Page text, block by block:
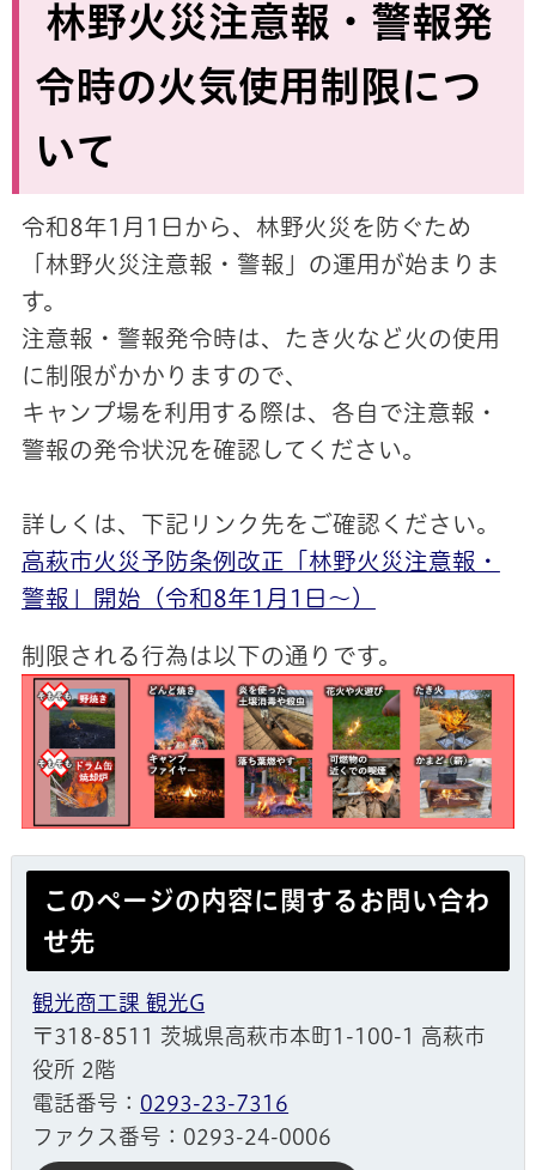
林野火災注意報・警報発
令時の火気使用制限につ
いて
令和8年1月1日から、林野火災を防ぐため
「林野火災注意報・警報」の運用が始まりま
す。
注意報・警報発令時は、たき火など火の使用
に制限がかかりますので、
キャンプ場を利用する際は、各自で注意報・
警報の発令状況を確認してください。
詳しくは、下記リンク先をご確認ください。
高萩市火災予防条例改正「林野火災注意報・
警報」開始（令和8年1月1日～）
制限される行為は以下の通りです。
このページの内容に関するお問い合わ
せ先
観光商工課 観光G
〒318-8511 茨城県高萩市本町1-100-1 高萩市
役所 2階
電話番号： 0293-23-7316
ファクス番号：0293-24-0006